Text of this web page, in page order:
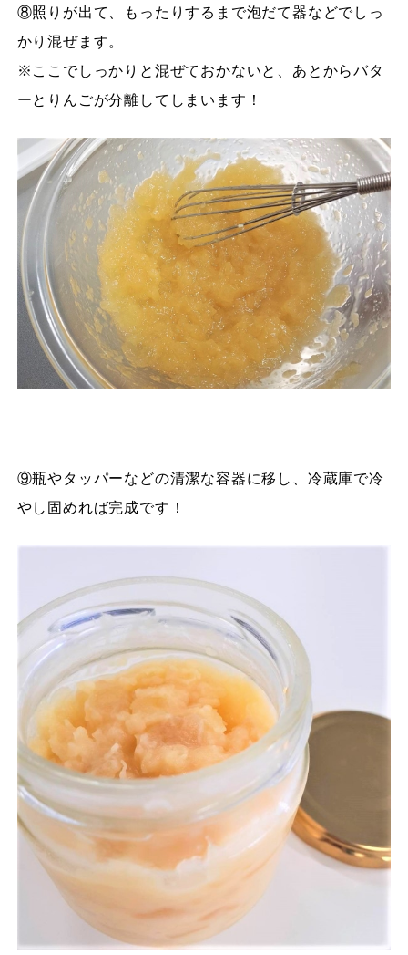
⑧照りが出て、もったりするまで泡だて器などでしっ
かり混ぜます。
※ここでしっかりと混ぜておかないと、あとからバタ
ーとりんごが分離してしまいます！
⑨瓶やタッパーなどの清潔な容器に移し、冷蔵庫で冷
やし固めれば完成です！